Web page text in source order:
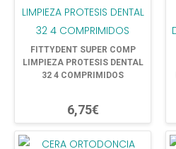
FITTYDENT SUPER COMP
LIMPIEZA PROTESIS DENTAL
32 4 COMPRIMIDOS
6,75€